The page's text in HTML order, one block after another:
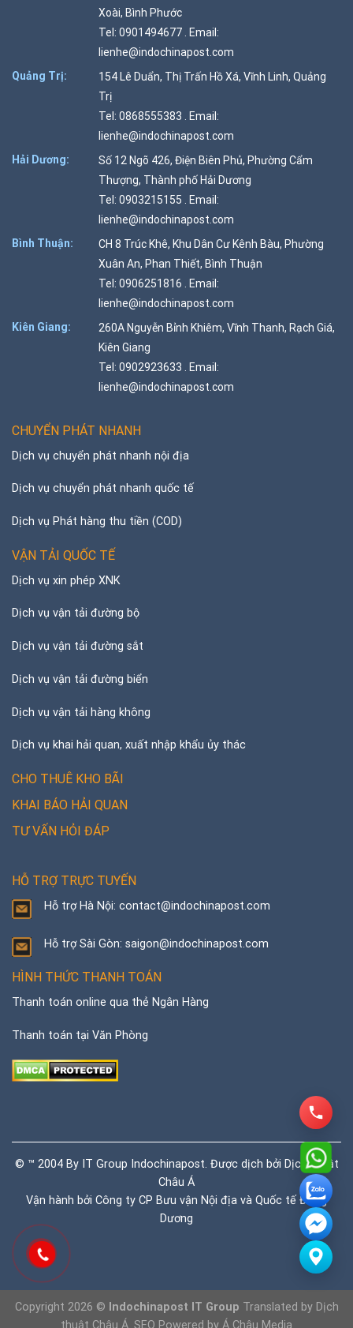
Xoài, Bình Phước
Tel: 0901494677 . Email:
lienhe@indochinapost.com
Quảng Trị:
154 Lê Duẩn, Thị Trấn Hồ Xá, Vĩnh Linh, Quảng
Trị
Tel: 0868555383 . Email:
lienhe@indochinapost.com
Hải Dương:
Số 12 Ngõ 426, Điện Biên Phủ, Phường Cẩm
Thượng, Thành phố Hải Dương
Tel: 0903215155 . Email:
lienhe@indochinapost.com
Bình Thuận:
CH 8 Trúc Khê, Khu Dân Cư Kênh Bàu, Phường
Xuân An, Phan Thiết, Bình Thuận
Tel: 0906251816 . Email:
lienhe@indochinapost.com
Kiên Giang:
260A Nguyễn Bỉnh Khiêm, Vĩnh Thanh, Rạch Giá,
Kiên Giang
Tel: 0902923633 . Email:
lienhe@indochinapost.com
CHUYỂN PHÁT NHANH
Dịch vụ chuyển phát nhanh nội địa
Dịch vụ chuyển phát nhanh quốc tế
Dịch vụ Phát hàng thu tiền (COD)
VẬN TẢI QUỐC TẾ
Dịch vụ xin phép XNK
Dịch vụ vận tải đường bộ
Dịch vụ vận tải đường sắt
Dịch vụ vận tải đường biển
Dịch vụ vận tải hàng không
Dịch vụ khai hải quan, xuất nhập khẩu ủy thác
CHO THUÊ KHO BÃI
KHAI BÁO HẢI QUAN
TƯ VẤN HỎI ĐÁP
HỖ TRỢ TRỰC TUYẾN
Hỗ trợ Hà Nội: contact@indochinapost.com
Hỗ trợ Sài Gòn: saigon@indochinapost.com
HÌNH THỨC THANH TOÁN
Thanh toán online qua thẻ Ngân Hàng
Thanh toán tại Văn Phòng
© ™ 2004 By IT Group Indochinapost. Được dịch bởi Dịch thuật
Châu Á
Vận hành bởi Công ty CP Bưu vận Nội địa và Quốc tế Đông
Dương
Copyright 2026 © Indochinapost IT Group Translated by Dịch
thuật Châu Á . SEO Powered by Á Châu Media